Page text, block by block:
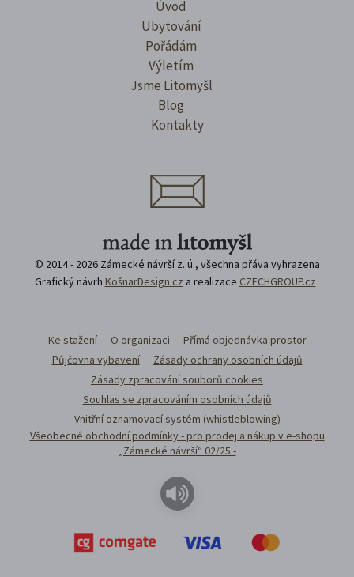
Úvod
Ubytování
Pořádám
Výletím
Jsme Litomyšl
Blog
Kontakty
© 2014 - 2026 Zámecké návrší z. ú., všechna přáva vyhrazena
Grafický návrh KošnarDesign.cz a realizace CZECHGROUP.cz
Ke stažení O organizaci
Přímá objednávka prostor
Půjčovna vybavení
Zásady ochrany osobních údajů
Zásady zpracování souborů cookies
Souhlas se zpracováním osobních údajů
Vnitřní oznamovací systém (whistleblowing)
Všeobecné obchodní podmínky - pro prodej a nákup v e-shopu
„Zámecké návrší“ 02/25 -